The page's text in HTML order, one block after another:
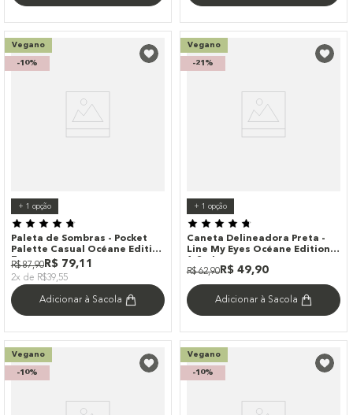
Vegano
-10%
+ 1 opção
Paleta de Sombras - Pocket
Palette Casual Océane Edition
7g
R$ 87,90R$ 79,11
2x de R$39,55
Adicionar à Sacola
Vegano
-21%
+ 1 opção
Caneta Delineadora Preta -
Line My Eyes Océane Edition
R$ 62,90R$ 49,90
Adicionar à Sacola
Vegano
-10%
Vegano
-10%